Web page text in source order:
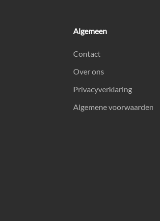
Algemeen
Contact
Over ons
Privacyverklaring
Algemene voorwaarden